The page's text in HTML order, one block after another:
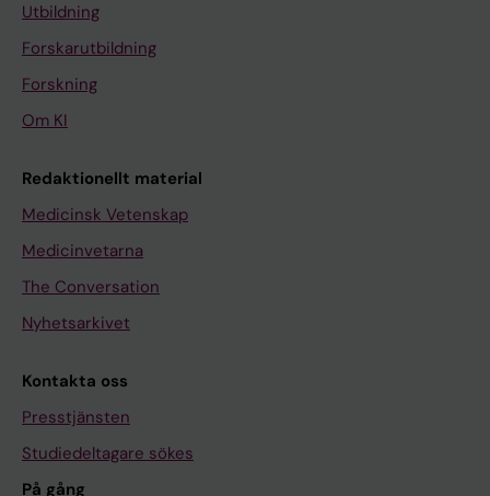
Utbildning
Forskarutbildning
Forskning
Om KI
Redaktionellt material
Medicinsk Vetenskap
Medicinvetarna
The Conversation
Nyhetsarkivet
Kontakta oss
Presstjänsten
Studiedeltagare sökes
På gång